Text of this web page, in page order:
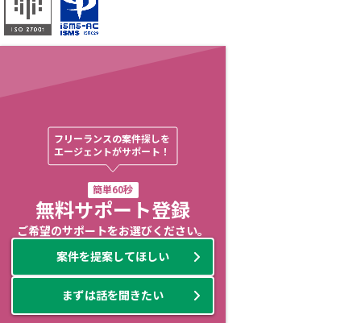
フリーランスの案件探しを
エージェントがサポート！
簡単60秒
無料サポート登録
ご希望のサポートをお選びください。
案件を提案してほしい
まずは話を聞きたい